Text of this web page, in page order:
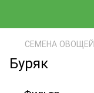
СЕМЕНА ОВОЩЕЙ
Буряк